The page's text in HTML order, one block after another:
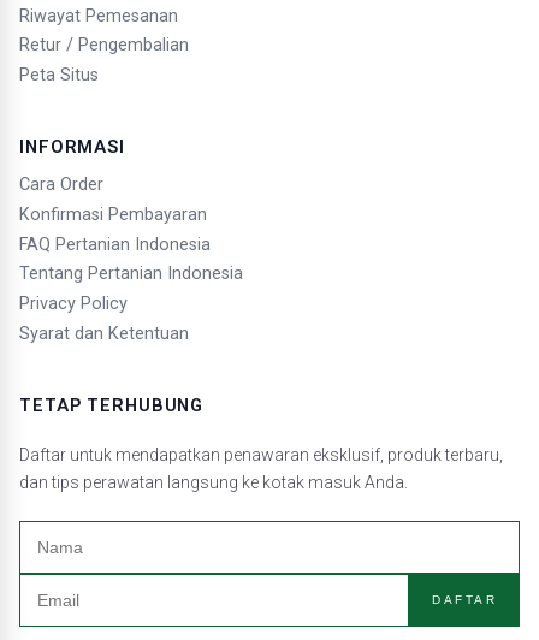
Riwayat Pemesanan
Retur / Pengembalian
Peta Situs
INFORMASI
Cara Order
Konfirmasi Pembayaran
FAQ Pertanian Indonesia
Tentang Pertanian Indonesia
Privacy Policy
Syarat dan Ketentuan
TETAP TERHUBUNG
Daftar untuk mendapatkan penawaran eksklusif, produk terbaru,
dan tips perawatan langsung ke kotak masuk Anda.
DAFTAR